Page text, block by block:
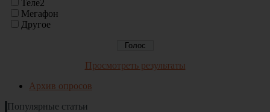
Теле2
Мегафон
Другое
Просмотреть результаты
Архив опросов
Популярные статьи